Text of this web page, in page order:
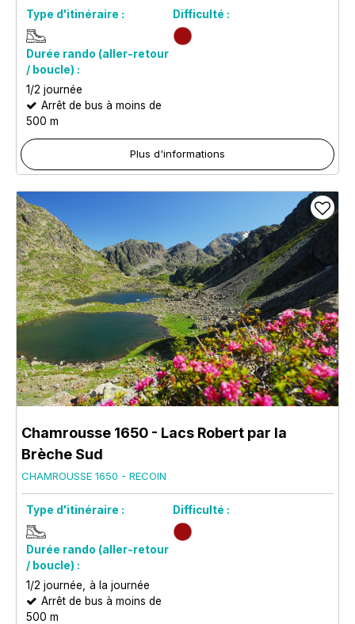
Type d'itinéraire : Difficulté :
Durée rando (aller-retour
/ boucle) :
1/2 journée
Arrêt de bus à moins de
500 m
Plus d'informations
Chamrousse 1650 - Lacs Robert par la
Brèche Sud
CHAMROUSSE 1650 - RECOIN
Type d'itinéraire : Difficulté :
Durée rando (aller-retour
/ boucle) :
1/2 journée
à la journée
Arrêt de bus à moins de
500 m